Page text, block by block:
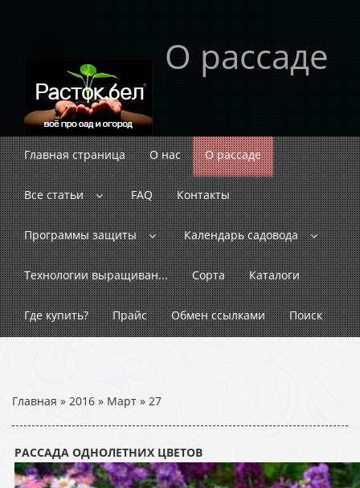
О рассаде
Главная страница О нас О рассаде
Все статьи FAQ Контакты
Программы защиты Календарь садовода
Технологии выращиван... Сорта Каталоги
Где купить? Прайс Обмен ссылками Поиск
Главная » 2016 » Март » 27
РАССАДА ОДНОЛЕТНИХ ЦВЕТОВ